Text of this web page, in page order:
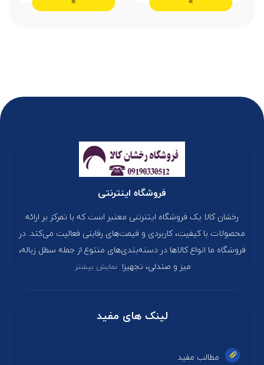
فروشگاه اینترنتی
رخشان کالا یک فروشگاه اینترنتی معتبر است که با تمرکز بر ارائه
محصولات با کیفیت، کاربردی و قیمت‌های رقابتی فعالیت می‌کند. در
فروشگاه ما انواع کالاها در دسته‌بندی‌های متنوع از جمله سطل زباله،
میز و صندلی، تجهیزا نمایش بیشتر
لینک های مفید
مطالب مفید